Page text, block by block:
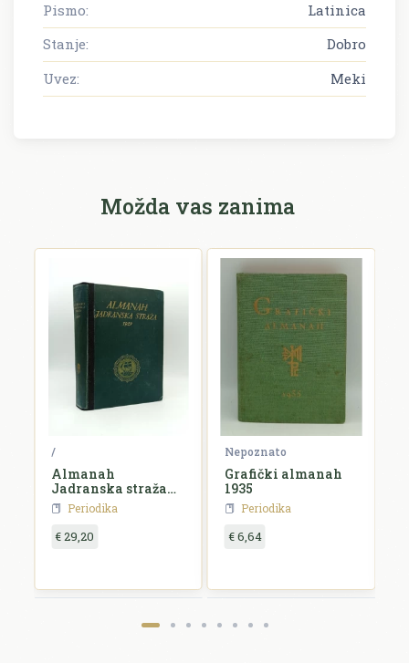
Pismo:
Latinica
Stanje:
Dobro
Uvez:
Meki
Možda vas zanima
/
Almanah
Jadranska straža
za 1927. godinu
Periodika
€ 29,20
Nepoznato
Grafički almanah
1935
Periodika
€ 6,64